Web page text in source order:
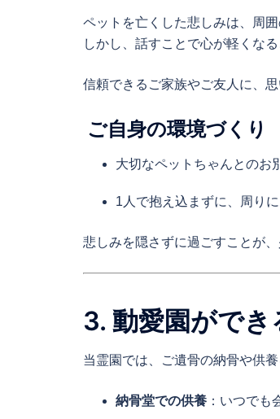
ペットを亡くした悲しみは、周
しかし、話すことで心が軽くなる
信頼できるご家族やご友人に、
ご自身の環境づくり
大切なペットちゃんとのお
1人で抱え込まずに、周り
悲しみを隠さずに過ごすことが
3. 動愛園がで
当霊園では、ご遺骨の納骨や供
納骨堂での供養 ：いつでも